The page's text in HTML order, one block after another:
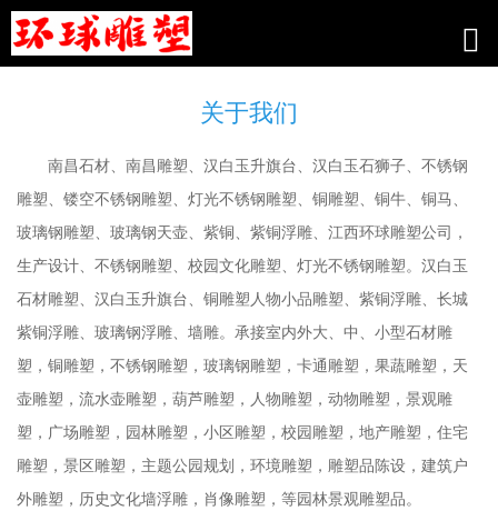
关于我们
南昌石材、南昌雕塑、汉白玉升旗台、汉白玉石狮子、不锈钢
雕塑、镂空不锈钢雕塑、灯光不锈钢雕塑、铜雕塑、铜牛、铜马、
玻璃钢雕塑、玻璃钢天壶、紫铜、紫铜浮雕、江西环球雕塑公司，
生产设计、不锈钢雕塑、校园文化雕塑、灯光不锈钢雕塑。汉白玉
石材雕塑、汉白玉升旗台、铜雕塑人物小品雕塑、紫铜浮雕、长城
紫铜浮雕、玻璃钢浮雕、墙雕。承接室内外大、中、小型石材雕
塑，铜雕塑，不锈钢雕塑，玻璃钢雕塑，卡通雕塑，果蔬雕塑，天
壶雕塑，流水壶雕塑，葫芦雕塑，人物雕塑，动物雕塑，景观雕
塑，广场雕塑，园林雕塑，小区雕塑，校园雕塑，地产雕塑，住宅
雕塑，景区雕塑，主题公园规划，环境雕塑，雕塑品陈设，建筑户
外雕塑，历史文化墙浮雕，肖像雕塑，等园林景观雕塑品。